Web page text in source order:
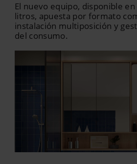
El nuevo equipo, disponible
litros, apuesta por formato
instalación multiposición y
del consumo.